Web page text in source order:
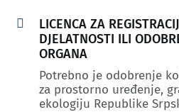

LICENCA ZA
DJELATNOSTI ILI
ORGANA
Potrebno je odobrenje
za prostorno uređenje,
ekologiju Republike